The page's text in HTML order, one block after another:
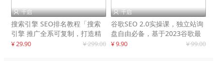
 千启
搜索引擎 SEO排名教程「搜索
引擎 推广全系可复制，打造精
准被动流量系统
¥ 29.90 ¥ 299.00
 千启
谷歌SEO 2.0实操课，独立站询
盘自由必备，基于2023谷歌最
新算法录制
¥ 9.90 ¥ 99.00